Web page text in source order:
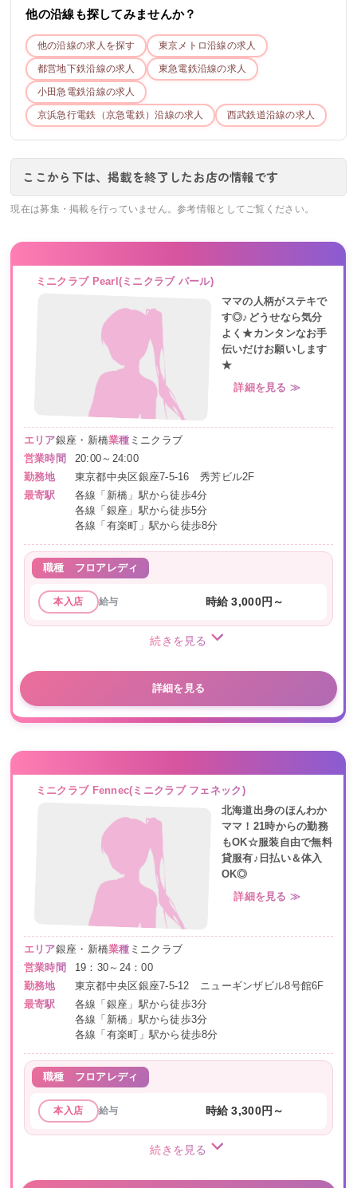
他の沿線も探してみませんか？
他の沿線の求人を探す 東京メトロ沿線の求人
都営地下鉄沿線の求人 東急電鉄沿線の求人
小田急電鉄沿線の求人
京浜急行電鉄（京急電鉄）沿線の求人 西武鉄道沿線の求人
ここから下は、掲載を終了したお店の情報です
現在は募集・掲載を行っていません。参考情報としてご覧ください。
ミニクラブ Pearl(ミニクラブ パール)
ママの人柄がステキで
す◎♪どうせなら気分
よく★カンタンなお手
伝いだけお願いします
★
詳細を見る ≫
エリア銀座・新橋業種 ミニクラブ
営業時間
20:00～24:00
勤務地
東京都中央区銀座7-5-16 秀芳ビル2F
最寄駅
各線「新橋」駅から徒歩4分
各線「銀座」駅から徒歩5分
各線「有楽町」駅から徒歩8分
職種 フロアレディ
本入店 給与 時給 3,000円～
続きを見る
詳細を見る
ミニクラブ Fennec(ミニクラブ フェネック)
北海道出身のほんわか
ママ！21時からの勤務
もOK☆服装自由で無料
貸服有♪日払い＆体入
OK◎
詳細を見る ≫
エリア銀座・新橋業種 ミニクラブ
営業時間
19：30～24：00
勤務地
東京都中央区銀座7-5-12 ニューギンザビル8号館6F
最寄駅
各線「銀座」駅から徒歩3分
各線「新橋」駅から徒歩3分
各線「有楽町」駅から徒歩8分
職種 フロアレディ
本入店 給与 時給 3,300円～
続きを見る